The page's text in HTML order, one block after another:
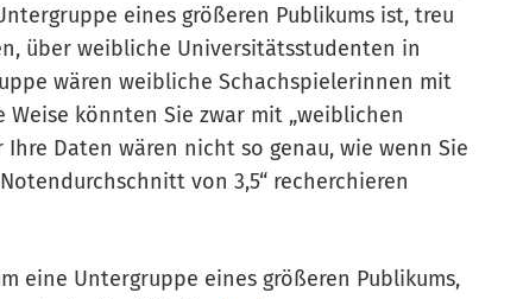
eines größeren Publikums ist, treu
über weibliche Universitätsstudenten in
wären weibliche Schachspielerinnen mit
könnten Sie zwar mit „weiblichen
Daten wären nicht so genau, wie wenn Sie
von 3,5“ recherchieren
eine Untergruppe eines größeren Publikums,